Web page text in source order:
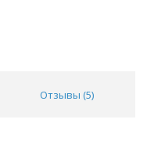
Отзывы (5)